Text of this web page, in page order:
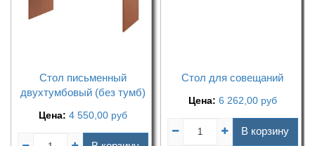
Стол письменный
двухтумбовый (без тумб)
Цена: 4 550,00 руб
Стол для совещаний
Цена: 6 262,00 руб
В корзину